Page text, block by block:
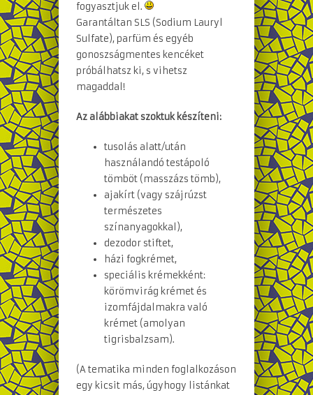
fogyasztjuk el.
Garantáltan SLS (Sodium Lauryl
Sulfate), parfüm és egyéb
gonoszságmentes kencéket
próbálhatsz ki, s vihetsz
magaddal!
Az alábbiakat szoktuk készíteni:
tusolás alatt/után
használandó testápoló
tömböt (masszázs tömb),
ajakírt (vagy szájrúzst
természetes
színanyagokkal),
dezodor stiftet,
házi fogkrémet,
speciális krémekként:
körömvirág krémet és
izomfájdalmakra való
krémet (amolyan
tigrisbalzsam).
(A tematika minden foglalkozáson
egy kicsit más, úgyhogy listánkat